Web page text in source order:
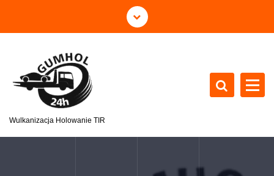
Wulkanizacja Holowanie TIR